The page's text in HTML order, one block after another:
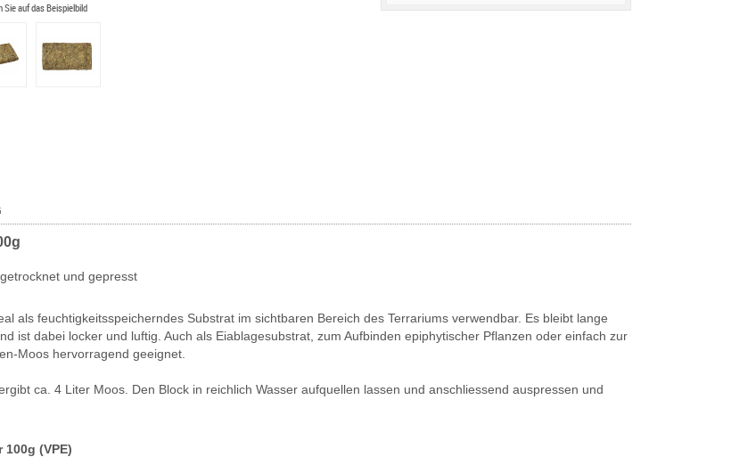
Sie auf das Beispielbild
und gepresst
als feuchtigkeitsspeicherndes Substrat im sichtbaren Bereich des Terrariums verwendbar. Es bleibt lange
ist dabei locker und luftig. Auch als Eiablagesubstrat, zum Aufbinden epiphytischer Pflanzen oder einfach zur
Moos hervorragend geeignet.
ca. 4 Liter Moos. Den Block in reichlich Wasser aufquellen lassen und anschliessend auspressen und
100g (VPE)